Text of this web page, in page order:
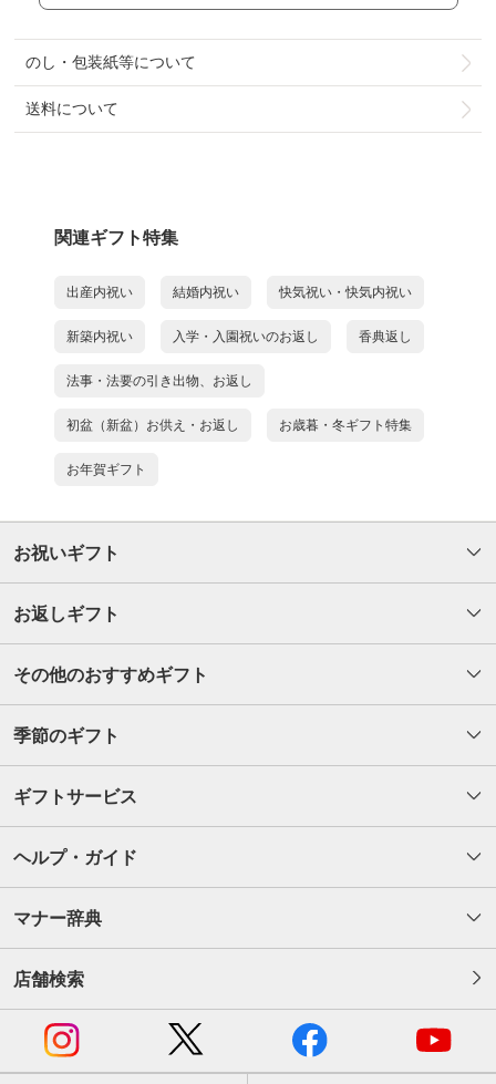
のし・包装紙等について
送料について
関連ギフト特集
出産内祝い 結婚内祝い 快気祝い・快気内祝い
新築内祝い 入学・入園祝いのお返し 香典返し
法事・法要の引き出物、お返し
初盆（新盆）お供え・お返し お歳暮・冬ギフト特集
お年賀ギフト
お祝いギフト
お返しギフト
その他のおすすめギフト
季節のギフト
ギフトサービス
ヘルプ・ガイド
マナー辞典
店舗検索